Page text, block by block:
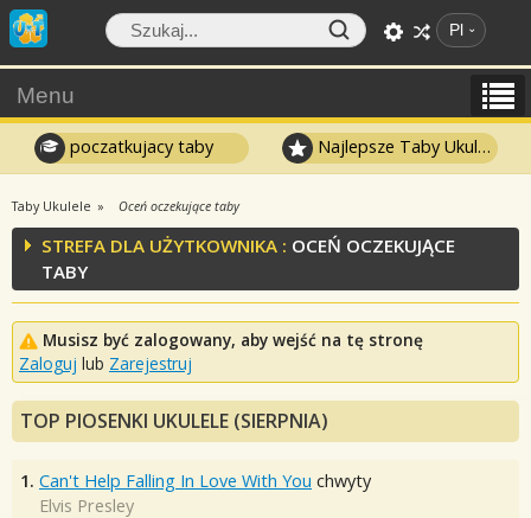
Pl
Menu
poczatkujacy taby Najlepsze Taby Ukulele
Taby Ukulele Oceń oczekujące taby
STREFA DLA UŻYTKOWNIKA : OCEŃ OCZEKUJĄCE
TABY
Musisz być zalogowany, aby wejść na tę stronę
Zaloguj lub Zarejestruj
TOP PIOSENKI UKULELE (SIERPNIA)
1. Can't Help Falling In Love With You chwyty
Elvis Presley